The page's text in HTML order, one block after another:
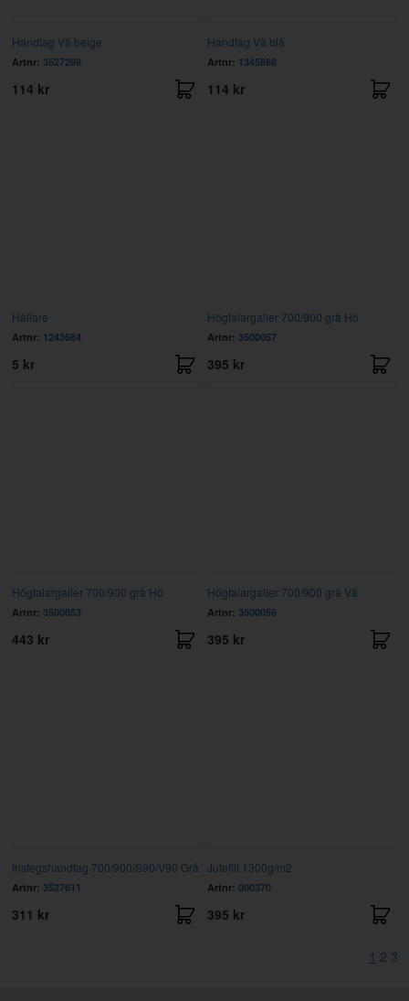
Handtag Vä beige
Artnr: 3527299
114 kr
Handtag Vä blå
Artnr: 1345868
114 kr
Hållare
Artnr: 1243584
5 kr
Högtalargaller 700/900 grå Hö
Artnr: 3500057
395 kr
Högtalargaller 700/900 grå Hö
Artnr: 3500053
443 kr
Högtalargaller 700/900 grå Vä
Artnr: 3500056
395 kr
Instegshandtag 700/900/S90/V90 Grå
Artnr: 3527611
311 kr
Jutefilt 1300g/m2
Artnr: 000370
395 kr
1 2 3